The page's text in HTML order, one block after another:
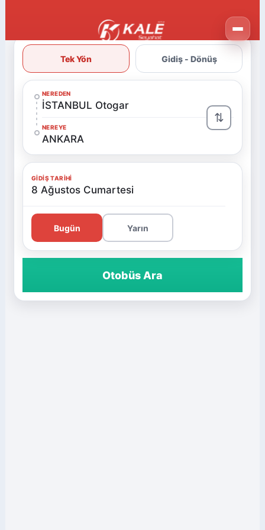
Tek Yön Gidiş - Dönüş
NEREDEN
İSTANBUL Otogar
NEREYE
ANKARA
⇅
GIDIŞ TARIHI
8 Ağustos Cumartesi
Bugün Yarın
Otobüs Ara